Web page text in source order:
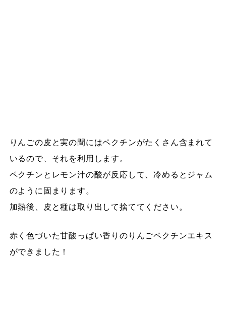
りんごの皮と実の間にはペクチンがたくさん含まれて
いるので、それを利用します。
ペクチンとレモン汁の酸が反応して、冷めるとジャム
のように固まります。
加熱後、皮と種は取り出して捨ててください。
赤く色づいた甘酸っぱい香りのりんごペクチンエキス
ができました！